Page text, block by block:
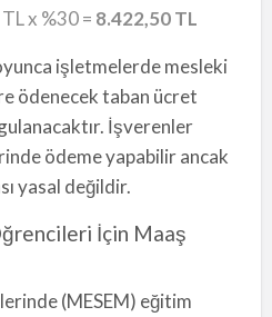
x %30 = 8.422,50 TL
işletmelerde mesleki
ödenecek taban ücret
İşverenler
ödeme yapabilir ancak
yasal değildir.
İçin Maaş
(MESEM) eğitim